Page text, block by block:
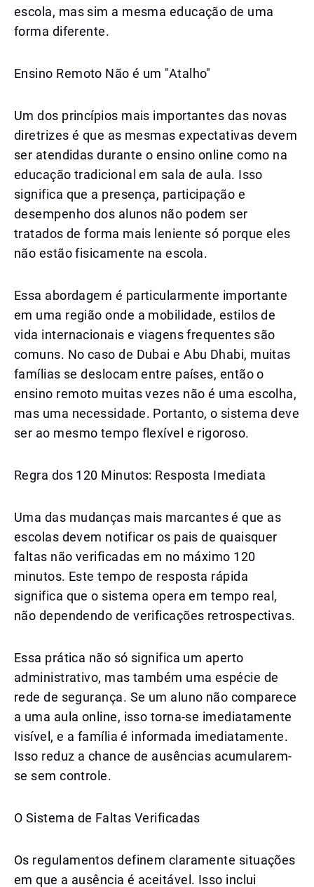
escola, mas sim a mesma educação de uma
forma diferente.
Ensino Remoto Não é um "Atalho"
Um dos princípios mais importantes das novas
diretrizes é que as mesmas expectativas devem
ser atendidas durante o ensino online como na
educação tradicional em sala de aula. Isso
significa que a presença, participação e
desempenho dos alunos não podem ser
tratados de forma mais leniente só porque eles
não estão fisicamente na escola.
Essa abordagem é particularmente importante
em uma região onde a mobilidade, estilos de
vida internacionais e viagens frequentes são
comuns. No caso de Dubai e Abu Dhabi, muitas
famílias se deslocam entre países, então o
ensino remoto muitas vezes não é uma escolha,
mas uma necessidade. Portanto, o sistema deve
ser ao mesmo tempo flexível e rigoroso.
Regra dos 120 Minutos: Resposta Imediata
Uma das mudanças mais marcantes é que as
escolas devem notificar os pais de quaisquer
faltas não verificadas em no máximo 120
minutos. Este tempo de resposta rápida
significa que o sistema opera em tempo real,
não dependendo de verificações retrospectivas.
Essa prática não só significa um aperto
administrativo, mas também uma espécie de
rede de segurança. Se um aluno não comparece
a uma aula online, isso torna-se imediatamente
visível, e a família é informada imediatamente.
Isso reduz a chance de ausências acumularem-
se sem controle.
O Sistema de Faltas Verificadas
Os regulamentos definem claramente situações
em que a ausência é aceitável. Isso inclui